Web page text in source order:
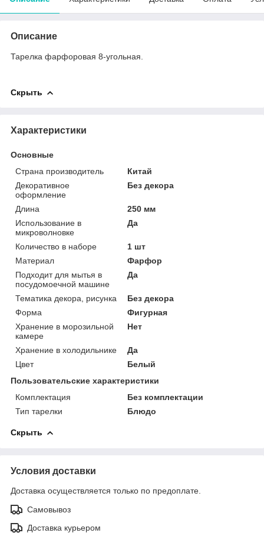
Описание
Тарелка фарфоровая 8-угольная.
Скрыть
Характеристики
Основные
Страна производитель
Китай
Декоративное
оформление
Без декора
Длина
250 мм
Использование в
микроволновке
Да
Количество в наборе
1 шт
Материал
Фарфор
Подходит для мытья в
посудомоечной машине
Да
Тематика декора, рисунка
Без декора
Форма
Фигурная
Хранение в морозильной
камере
Нет
Хранение в холодильнике
Да
Цвет
Белый
Пользовательские характеристики
Комплектация
Без комплектации
Тип тарелки
Блюдо
Скрыть
Условия доставки
Доставка осуществляется только по предоплате.
Самовывоз
Доставка курьером